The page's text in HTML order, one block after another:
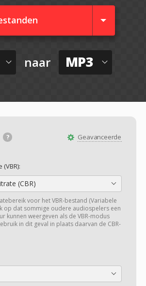
naar MP3
Geavanceerde
(CBR)
voor het VBR-bestand (Variabele
op dat sommige oudere audiospelers een
kunnen weergeven als de VBR-modus
in dit geval in plaats daarvan de CBR-